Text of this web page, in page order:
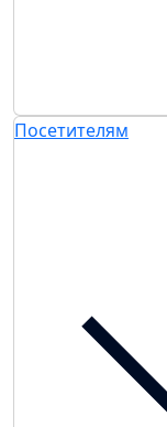
Посетителям